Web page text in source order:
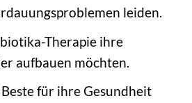
leiden.
Therapie ihre
aufbauen möchten.
für ihre Gesundheit